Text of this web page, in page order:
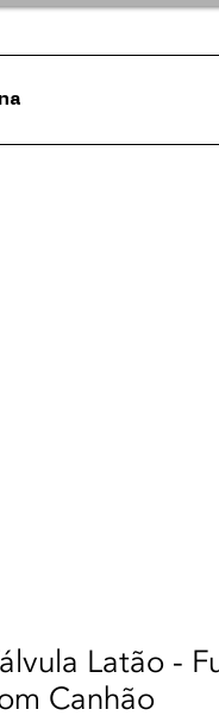
Latão -
Canhão